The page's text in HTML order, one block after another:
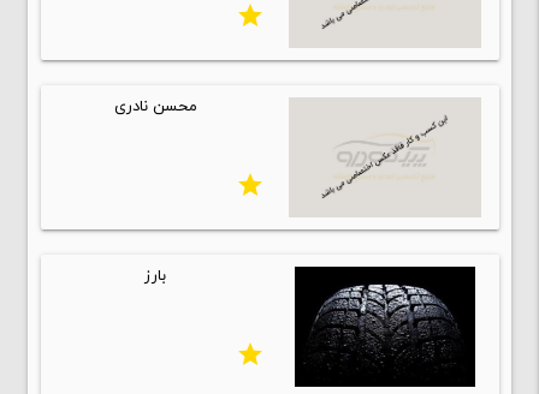
star
محسن نادری
star
بارز
star